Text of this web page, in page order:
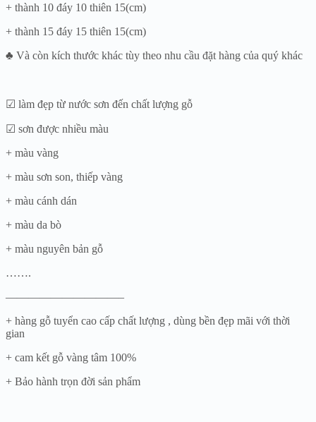
+ thành 10 đáy 10 thiên 15(cm)
+ thành 15 đáy 15 thiên 15(cm)
♣ Và còn kích thước khác tùy theo nhu cầu đặt hàng của quý khác
☑ làm đẹp từ nước sơn đến chất lượng gỗ
☑ sơn được nhiều màu
+ màu vàng
+ màu sơn son, thiếp vàng
+ màu cánh dán
+ màu da bò
+ màu nguyên bản gỗ
…….
——————————–
+ hàng gỗ tuyển cao cấp chất lượng , dùng bền đẹp mãi với thời
gian
+ cam kết gỗ vàng tâm 100%
+ Bảo hành trọn đời sản phẩm